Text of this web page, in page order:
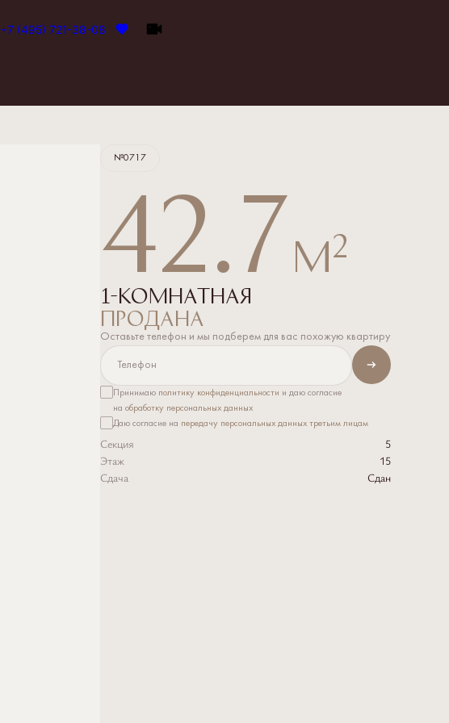
+7 (495) 721-38-08
№0717
42.7 м2
1-комнатная
продана
Оставьте телефон и мы подберем для вас похожую квартиру
Принимаю политику конфиденциальности и даю согласие
на обработку персональных данных
Даю согласие на передачу персональных данных третьим лицам
Секция
5
Этаж
15
Сдача
Сдан